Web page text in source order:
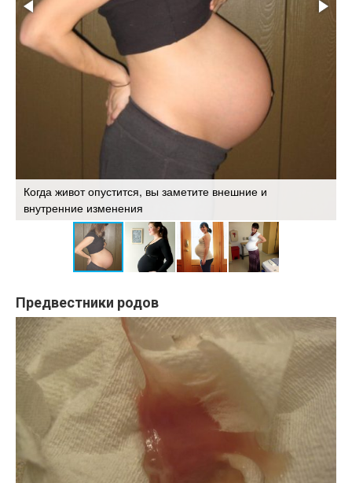
Когда живот опустится, вы заметите внешние и
внутренние изменения
Предвестники родов